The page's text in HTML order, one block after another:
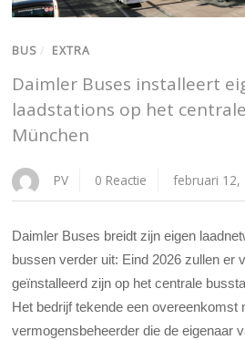
BUS / EXTRA
Daimler Buses installeert
laadstations op het
München
PV 0 Reactie februari 12,
Daimler Buses breidt zijn eigen
bussen verder uit: Eind 2026 zullen er
geïnstalleerd zijn op het centrale
Het bedrijf tekende een overeenkomst
vermogensbeheerder die de eigenaar